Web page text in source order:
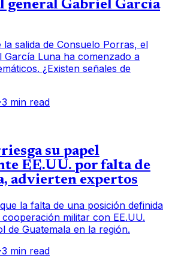
general Gabriel García
la salida de Consuelo Porras, el
García Luna ha comenzado a
¿Existen señales de
·3 min read
su papel
EE.UU. por falta de
advierten expertos
la falta de una posición definida
militar con EE.UU.
de Guatemala en la región.
·3 min read